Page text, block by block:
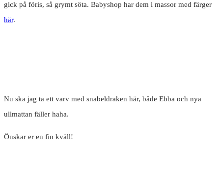
gick på föris, så grymt söta. Babyshop har dem i massor med färger
här.
Nu ska jag ta ett varv med snabeldraken här, både Ebba och nya
ullmattan fäller haha.
Önskar er en fin kväll!